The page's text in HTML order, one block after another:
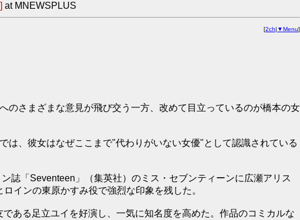
at MNEWSPLUS
[2ch| ▼Menu]
のさまざまな意見が飛び交う一方、改めて目立っているのが橋本の女
、彼女はなぜここまで"代わりがいない女優"として認識されている
誌「Seventeen」（集英社）のミス・セブンティーンに広瀬アリス
インの東原かすみ役で強烈な印象を残した。
ある足立ユイを好演し、一気に知名度を高めた。作品のコミカルな